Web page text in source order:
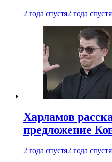
2 года спустя2 года спустя
Харламов
предложение
2 года спустя2 года спустя